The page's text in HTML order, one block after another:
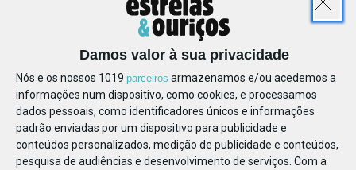
Damos valor à sua privacidade
Nós e os nossos 1019 parceiros armazenamos e/ou acedemos a
informações num dispositivo, como cookies, e processamos
dados pessoais, como identificadores únicos e informações
padrão enviadas por um dispositivo para publicidade e
conteúdos personalizados, medição de publicidade e conteúdos,
pesquisa de audiências e desenvolvimento de serviços. Com a